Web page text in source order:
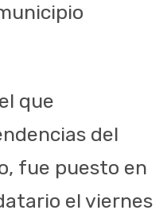
que
del
fue puesto en
el viernes